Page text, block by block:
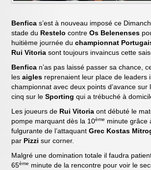
Benficas’est à nouveau imposé ce
stade du Restelo contreOs Belenenses
huitième journée duchampionnat
Rui Vitoria sont toujours invaincus cette
Benfican’as pas laissé passer sa chance,
lesaiglesreprenaient leur place de leaders
championnat avec deux points d’avance sur
cinq sur leSportingqui a trébuché à
Les joueurs de Rui Vitoria ont débuté le
pompe marquant dès la 10ème minute grâce
fulgurante de l’attaquantGrec Kostas
parPizzisur corner.
Malgré une domination totale il faudra
65èmeminute de la rencontre pour voir le